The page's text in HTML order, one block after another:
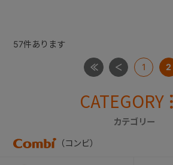
57件あります
1 2
CATEGORY
カテゴリー
（コンビ）